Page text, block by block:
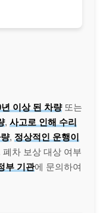
년 이상 된 차량또는
, 사고로 인해 수리
, 정상적인 운행이
차 보상 대상 여부
부 기관에 문의하여